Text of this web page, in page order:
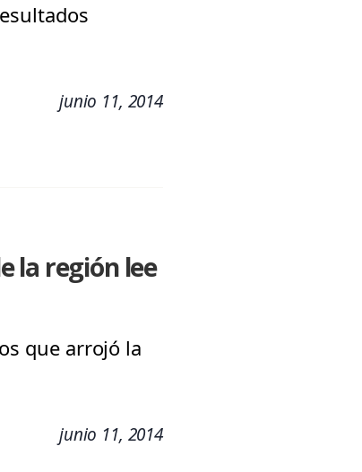
junio 11, 2014
la región lee
que arrojó la
junio 11, 2014